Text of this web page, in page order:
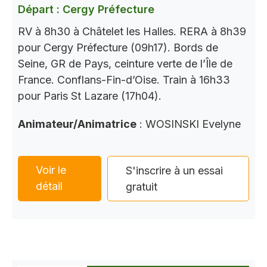
Départ : Cergy Préfecture
RV à 8h30 à Châtelet les Halles. RERA à 8h39
pour Cergy Préfecture (09h17). Bords de
Seine, GR de Pays, ceinture verte de l’Île de
France. Conflans-Fin-d’Oise. Train à 16h33
pour Paris St Lazare (17h04).
Animateur/Animatrice : WOSINSKI Evelyne
Voir le
détail
S'inscrire à un essai
gratuit